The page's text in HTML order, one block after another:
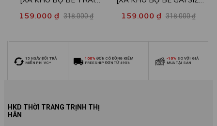
nhiều mẫu - Quần áo bé trai
159.000 ₫ 318.000 ₫
mẫu - Quần áo bé gái từ 26-
159.000 ₫ 318.000 ₫
15 NGÀY ĐỔI TRẢ
MIỄN PHÍ VC*
100% ĐƠN CÓ ĐỒNG KIỂM
FREESHIP ĐƠN TỪ 495k
-10% SO VỚI GIÁ
MUA TẠI SÀN
HKD THỜI TRANG TRỊNH THỊ
HÂN